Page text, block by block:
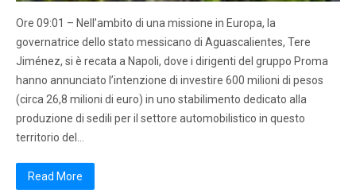
Ore 09:01 – Nell’ambito di una missione in Europa, la
governatrice dello stato messicano di Aguascalientes, Tere
Jiménez, si è recata a Napoli, dove i dirigenti del gruppo Proma
hanno annunciato l’intenzione di investire 600 milioni di pesos
(circa 26,8 milioni di euro) in uno stabilimento dedicato alla
produzione di sedili per il settore automobilistico in questo
territorio del…
Read More